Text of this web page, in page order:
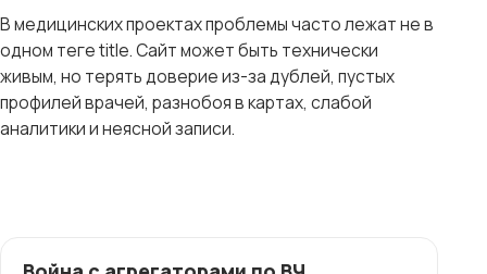
В медицинских проектах проблемы часто лежат не в
одном теге title. Сайт может быть технически
живым, но терять доверие из-за дублей, пустых
профилей врачей, разнобоя в картах, слабой
аналитики и неясной записи.